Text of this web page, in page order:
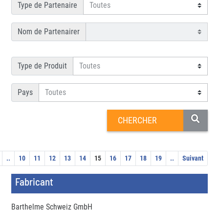
Type de Partenaire
Nom de Partenairer
Type de Produit
Pays
.. 10 11 12 13 14 15 16 17 18 19 .. Suivant
Fabricant
Barthelme Schweiz GmbH